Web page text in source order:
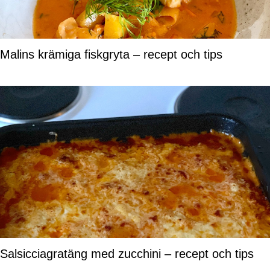
Malins krämiga fiskgryta – recept och tips
Salsicciagratäng med zucchini – recept och tips